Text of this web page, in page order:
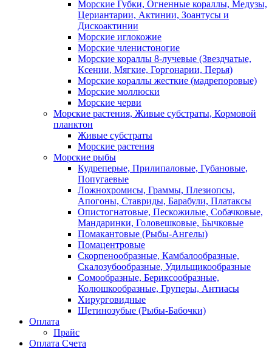
Морские Губки, Огненные кораллы, Медузы,
Цериантарии, Актинии, Зоантусы и
Дискоактинии
Морские иглокожие
Морские членистоногие
Морские кораллы 8-лучевые (Звездчатые,
Ксении, Мягкие, Горгонарии, Перья)
Морские кораллы жесткие (мадрепоровые)
Морские моллюски
Морские черви
Морские растения, Живые субстраты, Кормовой
планктон
Живые субстраты
Морские растения
Морские рыбы
Кудреперые, Прилипаловые, Губановые,
Попугаевые
Ложнохромисы, Граммы, Плезиопсы,
Апогоны, Ставриды, Барабули, Платаксы
Опистогнатовые, Пескожилые, Собачковые,
Мандаринки, Головешковые, Бычковые
Помакантовые (Рыбы-Ангелы)
Помацентровые
Скорпенообразные, Камбалообразные,
Скалозубообразные, Удильщикообразные
Сомообразные, Бериксообразные,
Колюшкообразные, Груперы, Антиасы
Хирурговидные
Щетинозубые (Рыбы-Бабочки)
Оплата
Прайс
Оплата Счета